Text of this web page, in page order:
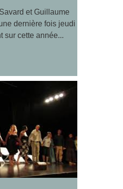
et Guillaume
dernière fois jeudi
sur cette année...